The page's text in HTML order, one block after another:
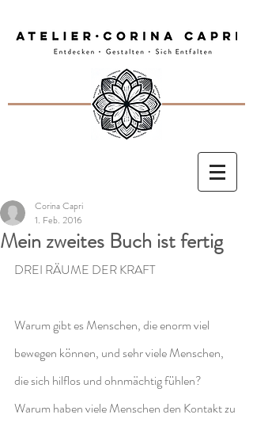
Mein zweites Buch ist fertig
Corina Capri
1. Feb. 2016
DREI RÄUME DER KRAFT
Warum gibt es Menschen, die enorm viel
bewegen können, und sehr viele Menschen,
die sich hilflos und ohnmächtig fühlen?
Warum haben viele Menschen den Kontakt zu